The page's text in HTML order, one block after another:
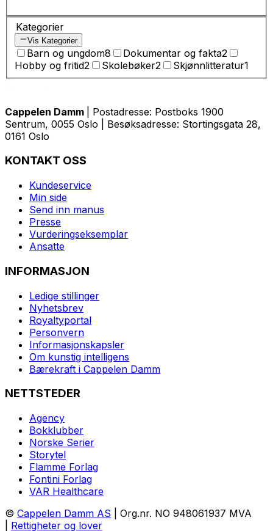
Kategorier
Vis Kategorier
Barn og ungdom8 Dokumentar og fakta2
Hobby og fritid2 Skolebøker2 Skjønnlitteratur1
Cappelen Damm
| Postadresse: Postboks 1900
Sentrum, 0055 Oslo | Besøksadresse: Stortingsgata 28,
0161 Oslo
KONTAKT OSS
Kundeservice
Min side
Send inn manus
Presse
Vurderingseksemplar
Ansatte
INFORMASJON
Ledige stillinger
Nyhetsbrev
Royaltyportal
Personvern
Informasjonskapsler
Om kunstig intelligens
Bærekraft i Cappelen Damm
NETTSTEDER
Agency
Bokklubber
Norske Serier
Storytel
Flamme Forlag
Fontini Forlag
VAR Healthcare
© Cappelen Damm AS | Org.nr. NO 948061937 MVA
Rettigheter og lover